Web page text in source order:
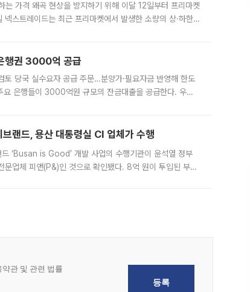
가격 왜곡 현상을 방지하기 위해 이달 12일부터 프리마켓
스트레이드는 최근 프리마켓에서 발생한 소량의 상·하한
행권 3000억 공급
당국 실수요자 공급 주문…분양가·필요자금 반영해 한도
요 은행들이 3000억원 규모의 잔금대출을 공급한다. 우리
드, 용산 대통령실 CI 업체가 수행
‘Busan is Good’ 개발 사업의 수행기관이 윤석열 정부
업체 피앤(P&)인 것으로 확인됐다. 8억 원이 투입된 부산